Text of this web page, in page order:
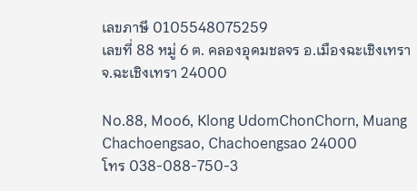
เลขภาษี 0105548075259
เลขที่ 88 หมู่ 6 ต. คลองอุดมชลจร อ.เมืองฉะเชิงเทรา
จ.ฉะเชิงเทรา 24000
No.88, Moo6, Klong UdomChonChorn, Muang
Chachoengsao, Chachoengsao 24000
โทร 038-088-750-3